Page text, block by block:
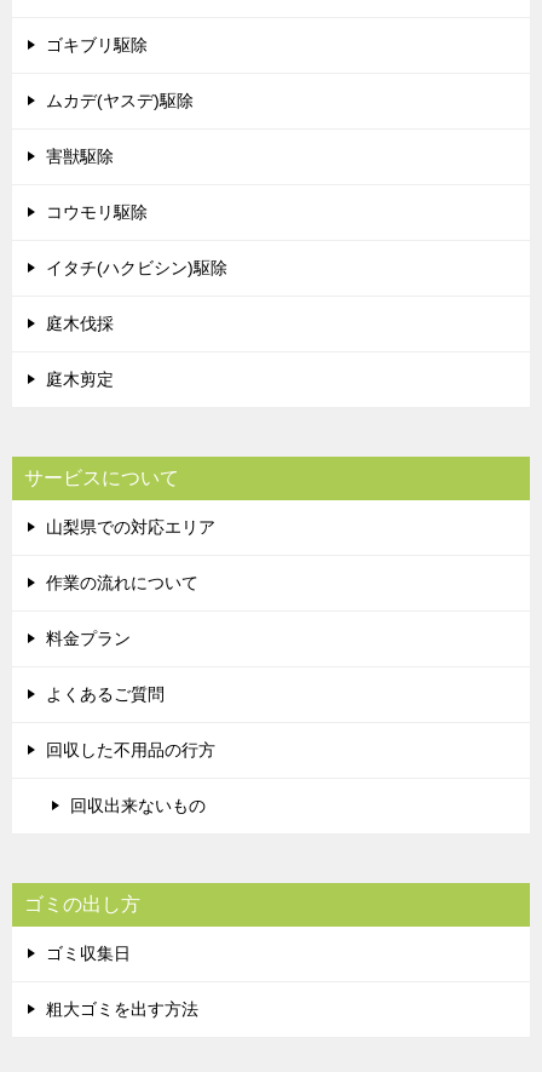
ゴキブリ駆除
ムカデ(ヤスデ)駆除
害獣駆除
コウモリ駆除
イタチ(ハクビシン)駆除
庭木伐採
庭木剪定
サービスについて
山梨県での対応エリア
作業の流れについて
料金プラン
よくあるご質問
回収した不用品の行方
回収出来ないもの
ゴミの出し方
ゴミ収集日
粗大ゴミを出す方法